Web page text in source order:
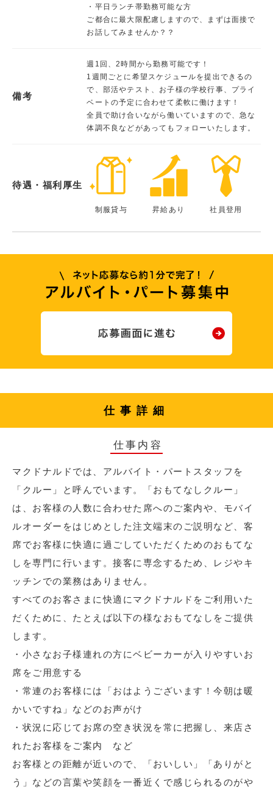
・平日ランチ帯勤務可能な方
ご都合に最大限配慮しますので、まずは面接で
お話してみませんか？？
備考
週1回、2時間から勤務可能です！
1週間ごとに希望スケジュールを提出できるの
で、部活やテスト、お子様の学校行事、プライ
ベートの予定に合わせて柔軟に働けます！
全員で助け合いながら働いていますので、急な
体調不良などがあってもフォローいたします。
待遇・福利厚生
制服貸与 昇給あり 社員登用
仕事詳細
仕事内容
マクドナルドでは、アルバイト・パートスタッフを
「クルー」と呼んでいます。「おもてなしクルー」
は、お客様の人数に合わせた席へのご案内や、モバイ
ルオーダーをはじめとした注文端末のご説明など、客
席でお客様に快適に過ごしていただくためのおもてな
しを専門に行います。接客に専念するため、レジやキ
ッチンでの業務はありません。
すべてのお客さまに快適にマクドナルドをご利用いた
だくために、たとえば以下の様なおもてなしをご提供
します。
・小さなお子様連れの方にベビーカーが入りやすいお
席をご用意する
・常連のお客様には「おはようございます！今朝は暖
かいですね」などのお声がけ
・状況に応じてお席の空き状況を常に把握し、来店さ
れたお客様をご案内 など
お客様との距離が近いので、「おいしい」「ありがと
う」などの言葉や笑顔を一番近くで感じられるのがや